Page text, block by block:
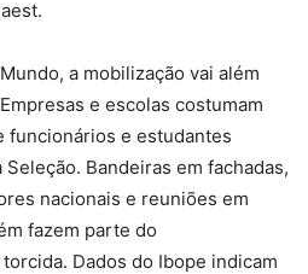
a mobilização vai além
e escolas costumam
funcionários e estudantes
Bandeiras em fachadas,
nacionais e reuniões em
fazem parte do
Dados do Ibope indicam